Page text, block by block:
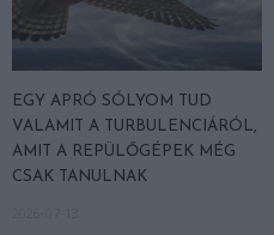
EGY APRÓ SÓLYOM TUD
VALAMIT A TURBULENCIÁRÓL,
AMIT A REPÜLŐGÉPEK MÉG
CSAK TANULNAK